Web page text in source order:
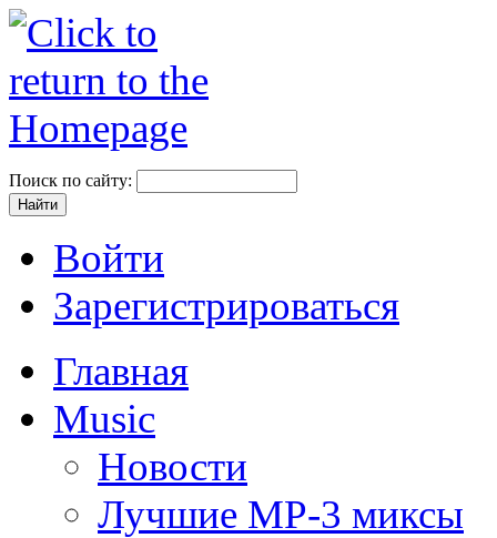
Поиск по сайту:
Войти
Зарегистрироваться
Главная
Music
Новости
Лучшие MP-3 миксы